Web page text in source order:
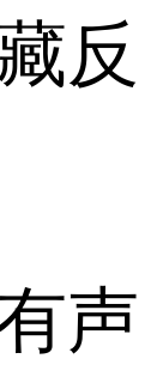
反
声